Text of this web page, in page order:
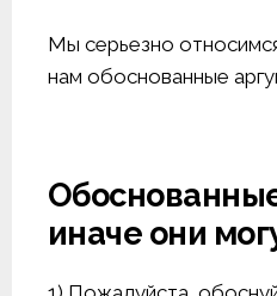
Мы серьезно
нам обоснованные
иначе они